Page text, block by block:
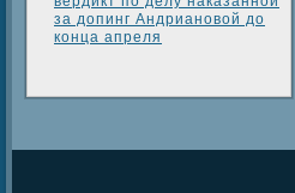
за допинг Андриановой до
конца апреля